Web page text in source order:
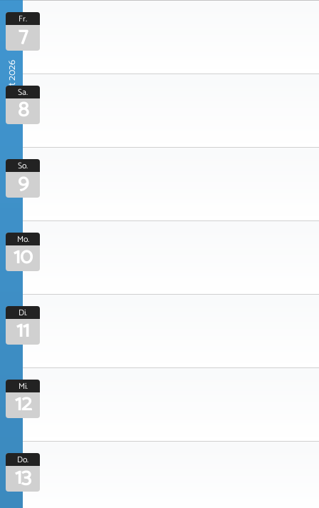
August 2026
Fr.
7
Sa.
8
So.
9
Mo.
10
Di.
11
Mi.
12
Do.
13